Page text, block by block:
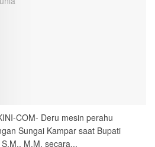
COM- Deru mesin perahu
Sungai Kampar saat Bupati
M.M. secara...